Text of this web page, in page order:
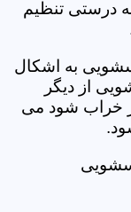
درستی تنظیم
به اشکال
از دیگر
خراب شود می